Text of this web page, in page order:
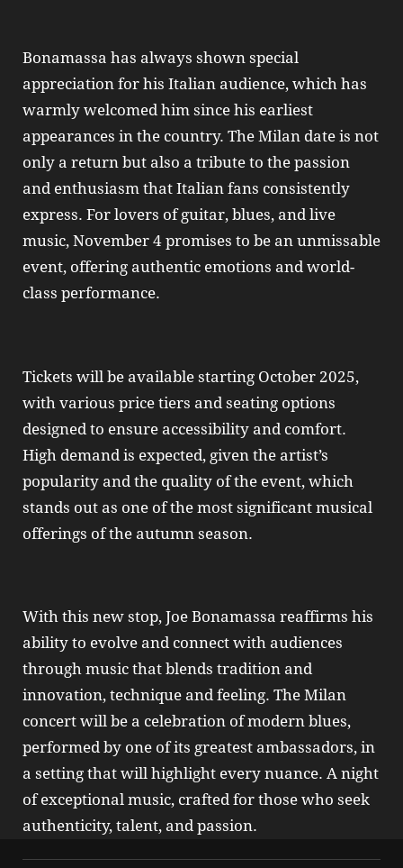
Bonamassa has always shown special
appreciation for his Italian audience, which has
warmly welcomed him since his earliest
appearances in the country. The Milan date is not
only a return but also a tribute to the passion
and enthusiasm that Italian fans consistently
express. For lovers of guitar, blues, and live
music, November 4 promises to be an unmissable
event, offering authentic emotions and world-
class performance.
Tickets will be available starting October 2025,
with various price tiers and seating options
designed to ensure accessibility and comfort.
High demand is expected, given the artist’s
popularity and the quality of the event, which
stands out as one of the most significant musical
offerings of the autumn season.
With this new stop, Joe Bonamassa reaffirms his
ability to evolve and connect with audiences
through music that blends tradition and
innovation, technique and feeling. The Milan
concert will be a celebration of modern blues,
performed by one of its greatest ambassadors, in
a setting that will highlight every nuance. A night
of exceptional music, crafted for those who seek
authenticity, talent, and passion.